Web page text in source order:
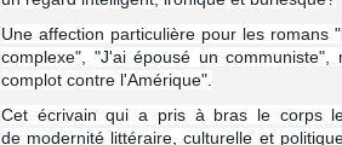
Une affection particulière pour les romans
complexe", "J'ai épousé un
complot contre l'Amérique".
Cet écrivain qui a pris à bras le corps
de modernité littéraire, culturelle et